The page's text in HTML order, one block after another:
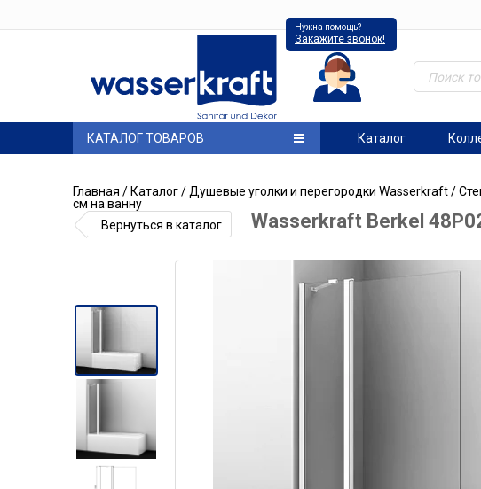
Нужна помощь?
Закажите звонок!
КАТАЛОГ ТОВАРОВ Каталог
Главная / Каталог/ Душевые уголки и перегородки Wasserkraft/
см на ванну
Вернуться в каталог
Wasserkraft Berkel